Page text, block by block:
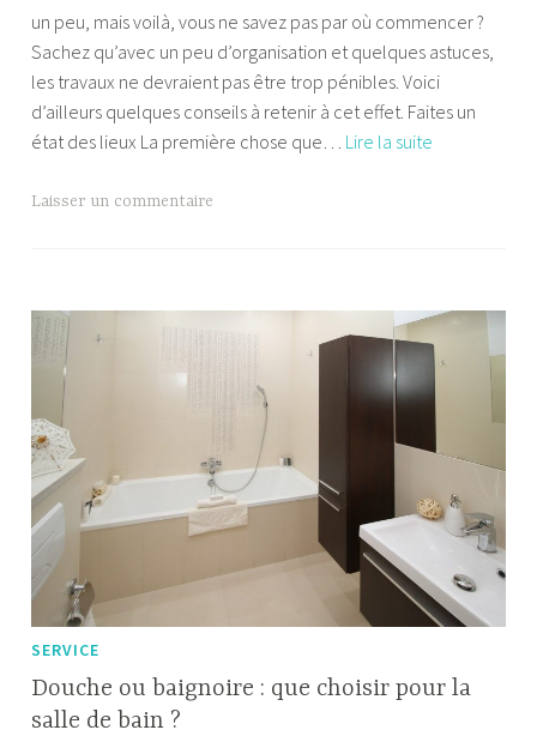
a
f
l
e
k
un peu, mais voilà, vous ne savez pas par où commencer ?
Sachez qu’avec un peu d’organisation et quelques astuces,
les travaux ne devraient pas être trop pénibles. Voici
d’ailleurs quelques conseils à retenir à cet effet. Faites un
état des lieux La première chose que… Lire la suite
bain
Laisser un commentaire
SERVICE
Douche ou baignoire : que choisir pour la
salle de bain ?